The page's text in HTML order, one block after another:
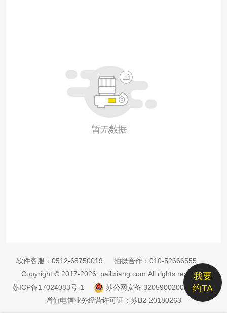
我要
约TA
软件客服： 0512-68750019 拍摄合作： 010-52666555
Copyright © 2017-2026 pailixiang.com All rights reserved
苏ICP备17024033号-1
苏公网安备 32059002002885号
增值电信业务经营许可证：苏B2-20180263